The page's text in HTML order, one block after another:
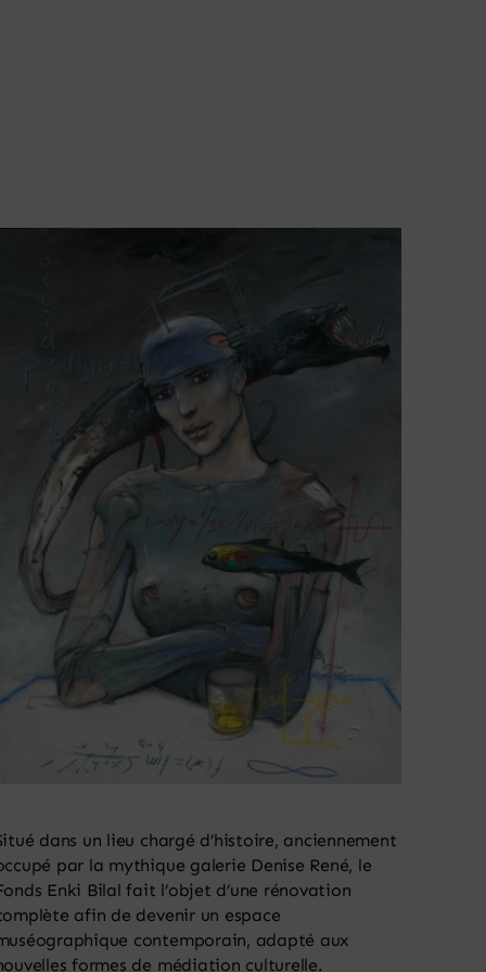
dans un lieu chargé d’histoire, anciennement
par la mythique galerie Denise René, le
Enki Bilal fait l’objet d’une rénovation
afin de devenir un espace
contemporain, adapté aux
formes de médiation culturelle.